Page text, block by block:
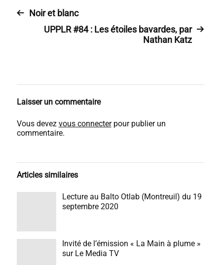
Noir et blanc
UPPLR #84 : Les étoiles bavardes, par
Nathan Katz
Laisser un commentaire
Vous devez vous connecterpour publier un
commentaire.
Articles similaires
Lecture au Balto Otlab (Montreuil) du 19
septembre 2020
Invité de l’émission « La Main à plume »
sur Le Media TV